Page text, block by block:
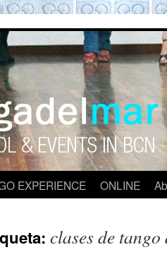
EXPERIENCE ONLINE
clases de